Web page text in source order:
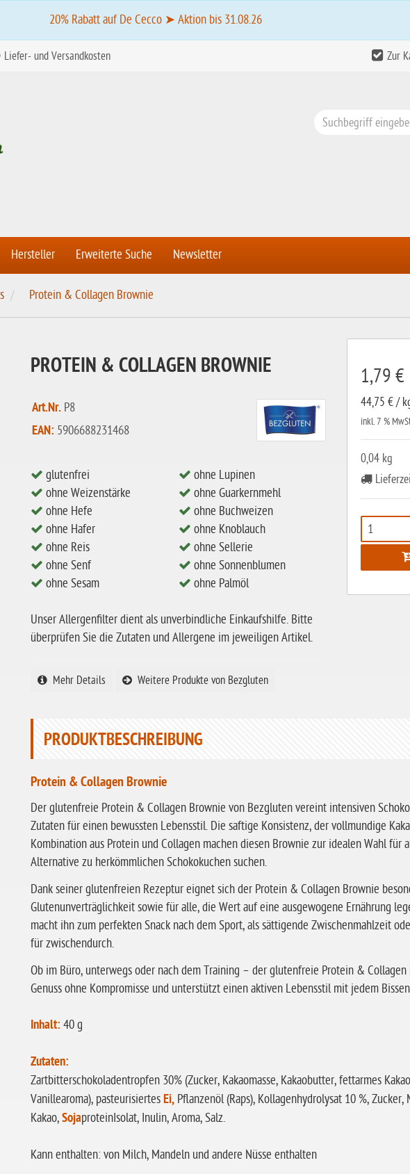
20% Rabatt auf De Cecco ➤ Aktion bis 31.08.26
Liefer- und Versandkosten Zur
Hersteller Erweiterte Suche Newsletter
Protein & Collagen Brownie
1,79 €
44,75 € /
inkl. 7 %
0,04 kg
PROTEIN & COLLAGEN BROWNIE
Art.Nr. P8
EAN: 5906688231468
glutenfrei
ohne Weizenstärke
ohne Hefe
ohne Hafer
ohne Reis
ohne Senf
ohne Sesam
ohne Lupinen
ohne Guarkernmehl
ohne Buchweizen
ohne Knoblauch
ohne Sellerie
ohne Sonnenblumen
ohne Palmöl
Unser Allergenfilter dient als unverbindliche Einkaufshilfe. Bitte
überprüfen Sie die Zutaten und Allergene im jeweiligen Artikel.
Mehr Details Weitere Produkte von Bezgluten
PRODUKTBESCHREIBUNG
Protein & Collagen Brownie
Der glutenfreie Protein & Collagen Brownie von Bezgluten vereint intensiven
Zutaten für einen bewussten Lebensstil. Die saftige Konsistenz, der vollmundige
Kombination aus Protein und Collagen machen diesen Brownie zur idealen Wahl für
Alternative zu herkömmlichen Schokokuchen suchen.
Dank seiner glutenfreien Rezeptur eignet sich der Protein & Collagen Brownie
Glutenunverträglichkeit sowie für alle, die Wert auf eine ausgewogene Ernährung
macht ihn zum perfekten Snack nach dem Sport, als sättigende Zwischenmahlzeit
für zwischendurch.
Ob im Büro, unterwegs oder nach dem Training – der glutenfreie Protein &
Genuss ohne Kompromisse und unterstützt einen aktiven Lebensstil mit jedem
Inhalt: 40 g
Zutaten:
Zartbitterschokoladentropfen 30% (Zucker, Kakaomasse, Kakaobutter, fettarmes
Vanillearoma), pasteurisiertesEi, Pflanzenöl (Raps), Kollagenhydrolysat 10 %, Zucker,
Kakao,SojaproteinIsolat, Inulin, Aroma, Salz.
Kann enthalten: von Milch, Mandeln und andere Nüsse enthalten